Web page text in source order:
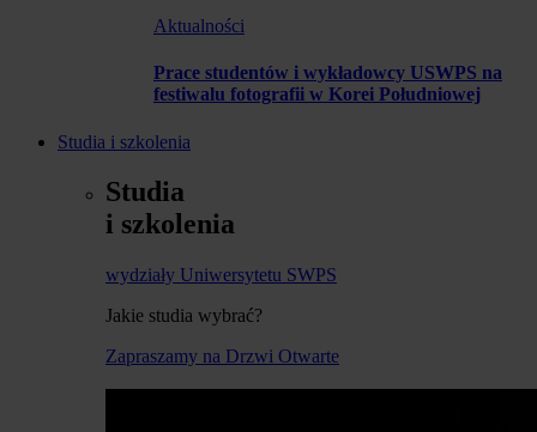
Aktualności
Prace studentów i wykładowcy USWPS na
festiwalu fotografii w Korei Południowej
Studia i szkolenia
Studia
i szkolenia
wydziały Uniwersytetu SWPS
Jakie studia wybrać?
Zapraszamy na Drzwi Otwarte